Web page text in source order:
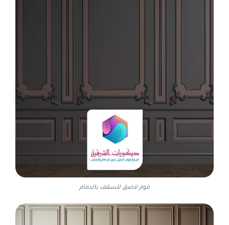
فوم لاصق للسقف بالدمام